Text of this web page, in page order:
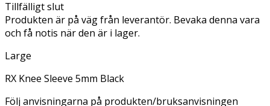
Tillfälligt slut
Produkten är på väg från leverantör. Bevaka denna vara
och få notis när den är i lager.
Large
RX Knee Sleeve 5mm Black
Följ anvisningarna på produkten/bruksanvisningen